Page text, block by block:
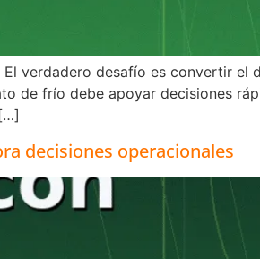
verdadero desafío es convertir
de frío debe apoyar decisiones
decisiones operacionales